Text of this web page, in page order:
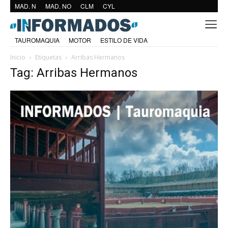
MAD. N MAD. NO CLM CYL
TAUROMAQUIA MOTOR
ESTILO DE VIDA
Inicio
Etiquetas Arribas Hermanos
Tag: Arribas Hermanos